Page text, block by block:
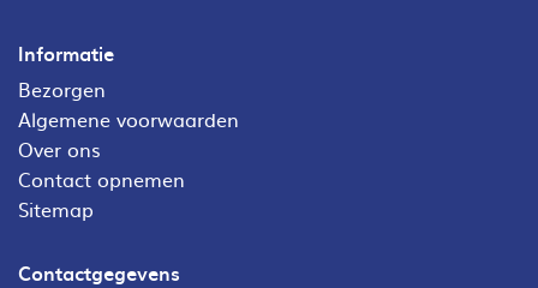
Informatie
Bezorgen
Algemene voorwaarden
Over ons
Contact opnemen
Sitemap
Contactgegevens